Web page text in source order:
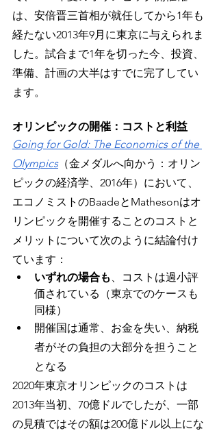
は、安倍晋三首相が就任してから1年も
経たない2013年9月に東京に与えられま
した。試合まで1年を切った今、投資、
準備、計画の大半はすでに完了してい
ます。
オリンピックの開催：コストと利益
Going for Gold: The Economics of the
Olympics（金メダルへ向かう：オリン
ピックの経済学、2016年）において、
エコノミストのBaadeとMathesonはオ
リンピックを開催することのコストと
メリットについて次のように結論付け
ています：
いずれの場合も 、コストは過小評
価されている（東京でのケースも
同様）
開催国は通常、お金を失い、納税
者がその負担の大部分を担うこと
となる
2020年東京オリンピックのコストは
2013年当初、70億ドルでしたが、一部
の見積ではその額は200億ドル以上にな